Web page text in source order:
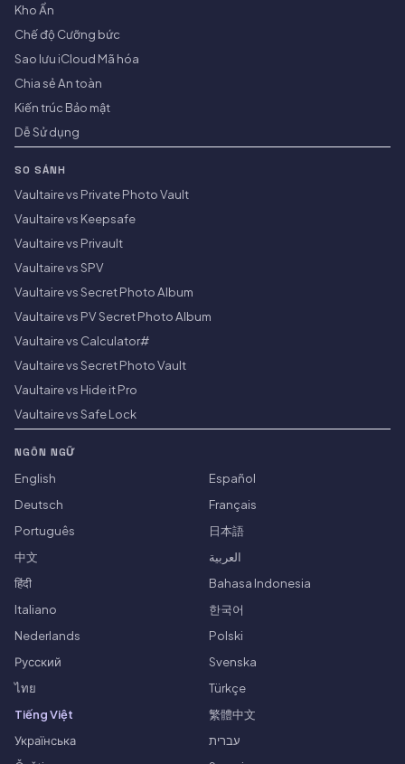
Kho Ẩn
Chế độ Cưỡng bức
Sao lưu iCloud Mã hóa
Chia sẻ An toàn
Kiến trúc Bảo mật
Dễ Sử dụng
SO SÁNH
Vaultaire vs Private Photo Vault
Vaultaire vs Keepsafe
Vaultaire vs Privault
Vaultaire vs SPV
Vaultaire vs Secret Photo Album
Vaultaire vs PV Secret Photo Album
Vaultaire vs Calculator#
Vaultaire vs Secret Photo Vault
Vaultaire vs Hide it Pro
Vaultaire vs Safe Lock
NGÔN NGỮ
English
Español
Deutsch
Français
Português
日本語
中文
العربية
हिंदी
Bahasa Indonesia
Italiano
한국어
Nederlands
Polski
Русский
Svenska
ไทย
Türkçe
Tiếng Việt
繁體中文
Українська
עברית